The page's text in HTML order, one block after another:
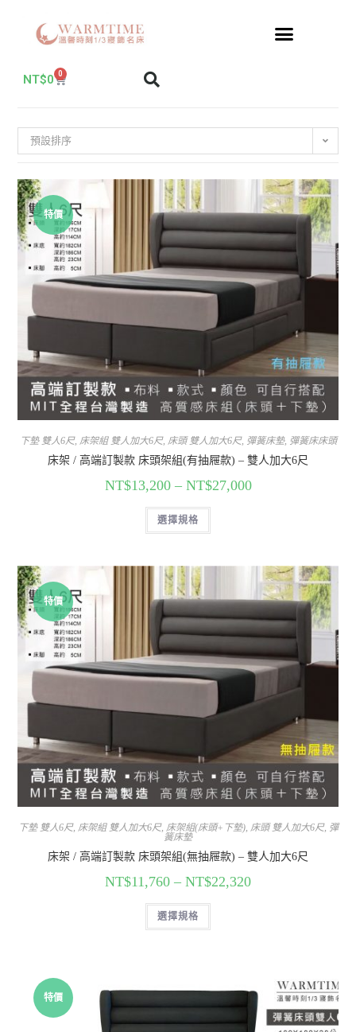
NT$0 0
預設排序
特價
下墊 雙人6尺, 床架組 雙人加大6尺, 床頭 雙人加大6尺, 彈簧床墊, 彈簧床床頭
床架 / 高端訂製款 床頭架組(有抽屜款) – 雙人加大6尺
NT$13,200– NT$27,000
選擇規格
特價
下墊 雙人6尺, 床架組 雙人加大6尺, 床架組(床頭+下墊), 床頭 雙人加大6尺, 彈
簧床墊
床架 / 高端訂製款 床頭架組(無抽屜款) – 雙人加大6尺
NT$11,760 – NT$22,320
選擇規格
特價